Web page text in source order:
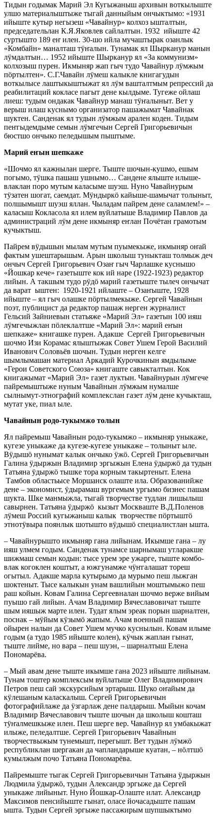
Тидын годымак Марий Эл Кугыжаныш архивын воткылыште
улшо материалыштыже тыгай данныйым ончыктымо: «1931
ийыште кутыр негызеш «Чавайнур» колхоз ышталтын,
председательлан К.Я.Яковлев сайлалтын. 1932 ийыште 42
суртышто 189 еҥ илен. 30-шо ийла мучаштырак озанлык
«Комбайн» маналташ тӱҥалын. Тунамак ял Шырканур манын
лӱмдалтын… 1952 ийыште Шырканур ял «За коммунизм»
колхозыш пурен. Икмыняр жап гыч тудо Чавайнур лӱмжым
пӧртылтен». С.Г.Чавайн лӱмеш калыкле книгагудын
воткылысе лаштыкыштыжат ял лӱм вашталтмым репрессий да
реабилитаций кокласе пагыт дене кылдыме. Тугеже ойлаш
лиеш: тудым ондакак Чавайнур манаш тӱҥалыныт. Вет у
верыш илаш куснымо организатор пашажымат Чавайнак
шуктен. Санденак ял тудын лӱмжым арален коден. Тидым
пеҥгыдемдыме семын лӱмгечын Сергей Григорьевичын
бюстшо ончыко пеледышым пыштыме.
Марий еҥын шепкаже
«Шочмо ял кажнылан шерге. Тыште шочын-кушмо, ешым
погымо, тӱшка пашаш ушнымо… Сандене ялыште илыше-
влаклан поро мутым каласыме шуэш. Нуно Чавайнурым
тӱзатен шогат, саемдат. Мӱндыркӧ кайыше-шамычат толыныт,
полшымышт шуэш яллан. Чыладам пайрем дене саламлем!» –
каласыш Кокласола ял илем вуйлатыше Владимир Павлов да
администраций лӱм дене икмыняр еҥлан Почётан грамотым
кучыктыш.
Пайрем вӱдышын мылам мутым пуымекыже, икмыняр оҥай
фактым ушештарышым. Арын школыш туныкташ толмыж деч
ончыч Сергей Григорьевич Озаҥ гыч Чарлашке куснышо
«Йошкар кече» газетыште кок ий наре (1922-1923) редактор
лийын. А такшым тудо рӱдӧ марий газетыште тылеч ончычат
да варат ыштен: 1920-1921 ийлаште – Озаҥыште, 1928
ийыште – ял гыч олашке пӧртылмекыже. Сергей Чавайнын
поэт, публицист да редактор пашаж нерген журналист
Гельсий Зайниевын статьяже «Марий Эл» газетын 100 ияш
лӱмгечыжлан пӧлеклалтше «Марий Эл»: марий еҥын
шепкаже» книгашке пурен. Адакше Сергей Григорьевичын
шочмо Изи Корамас ялыштыжак Совет Ушем Герой Василий
Иванович Соловьёв шочын. Тудын нерген келге
шымлымашан материал Аркадий Курочкинын ямдылыме
«Герои Советского Союза» книгаште савыкталтын. Кок
книгажымат «Марий Эл» газет луктын. Чавайнурын лӱмгече
пайремыштыже нуным Чавайнын лӱмжым нумалше
сылнымут-этнографий комплекслан газет лӱм дене кучыкташ,
мутат уке, пиал ыле.
Чавайнын родо-тукымжо толын
Ял пайремыш Чавайнын родо-тукымжо – икмыняр уныкаже,
кугезе уныкаже да кугезе-кугезе уныкаже – толыныт ыле.
Вӱдышӧ нунымат калык ончыко ӱжӧ. Сергей Григорьевичын
Галина ӱдыржын Владимир эргыжын Елена ӱдыржӧ да тудын
Татьяна ӱдыржӧ тышке тора корным такыртеныт. Елена
Тамбов областьысе Моршанск олаште ила. Образованийже
дене – экономист, ӱдырамаш вургемым ургымо бизнес пашам
шукта. Шке манмыжла, тыгай творчестве тудлан лишылыш
савырнен. Татьяна ӱдыржӧ кызыт Москваште В.Д.Поленов
лӱмеш Россий кугыжаныш калык творчестве пӧртыштӧ
этнотӱвыра поянлык шотышто вӱдышӧ специалистлан ышта.
– Чавайнурышто икмыняр гана лийынам. Икымше гана – лу
ияш улмем годым. Санденак тунамсе шарнымаш утларакше
шижмаш семын кодын: тысе урем эре ужарге, тыште комбо-
влак когоклен коштыт, а южгунамже чӱҥгалашат тореш
огытыл. Адакше марла кутырымо да мурымо пеш лыжган
шоктеныт. Тысе калыкын унам вашлийын моштымыжо пеш
раш койын. Ковам Галина Сергеевналан шочмо верже вийым
пуышо гай лийын. Ачам Владимир Вячеславовичат тыште
шым ияшыж марте илен. Тудат ялым эреак порын шарналтен,
поснак – мӱйым кӱзымӧ жапым. Ачам военный пашам
ойырен налын да Совет Ушем мучко куснылын. Ковам илыме
годым (а тудо 1985 ийыште колен), кӱчык жаплан гынат,
тыште лийме, но вара – пеш шуэн, – шарналтыш Елена
Пономарёва.
– Мый авам дене тыште икымше гана 2023 ийыште лийынам.
Тунам тоштер комплексым вуйлатыше Олег Владимирович
Петров пеш сай экскурсийым эртарыш. Шуко оҥайым да
кӱлешаным каласкалыш. Сергей Григорьевичын
фотографийлаже да ӱзгарлаж дене палдарыш. Мыйын кочам
Владимир Вячеславович тыште шочын да школыш кошташ
тӱҥалмешкыже илен. Пеш шерге вер. Чавайнур ял умбакыжат
илыже, пеледалтше. Сергей Григорьевич Чавайнын
творчествыжым тунемышт, перегышт. Вет тудын лӱмжӧ
республиклан шергакан да чапландарыше куатан, – нӧлтшӧ
кумылжым почо Татьяна Пономарёва.
Пайремыште тыгак Сергей Григорьевичын Татьяна ӱдыржын
Людмила ӱдыржӧ, тудын Александр эргыже да Сергей
уныкаже лийыныт. Нуно Йошкар-Олаште илат. Александр
Максимов пенсийыште гынат, оласе йочасадыште пашам
ышта. Тудын Сергей эргыже пассажирым шупшыктымо